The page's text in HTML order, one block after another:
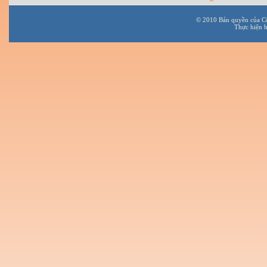
© 2010 Bản quyền của
Thực hiện